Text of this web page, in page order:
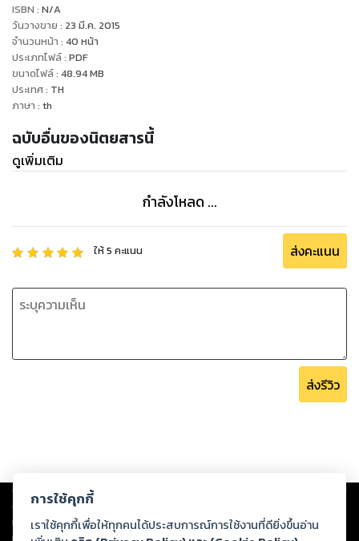
ISBN : N/A
วันวางขาย : 23 มี.ค. 2015
จำนวนหน้า : 40 หน้า
ประเภทไฟล์: PDF
ขนาดไฟล์: 48.94MB
ประเทศ: TH
ภาษา : th
ฉบับอื่นของนิตยสารนี้
ดูเพิ่มเติม
กำลังโหลด ...
ให้5 คะแนน ส่งคะแนน
ส่งรีวิว
Copyright © 2026
ต่อผลงานหรือเนื้อหาใดที่อัปโหลดผ่านเว็บไซต์และปรากฏว่าละเมิดสิทธิใน
ทรัพย์สินทางปัญญาของบุคคลอื่นหรือขัดต่อกฎหมายและศีลธรรม ดังนั้น ผู้อ่าน
การใช้คุกกี้
เราใช้คุกกี้เพื่อให้ทุกคนได้ประสบการณ์การใช้งานที่ดียิ่งขึ้นอ่าน